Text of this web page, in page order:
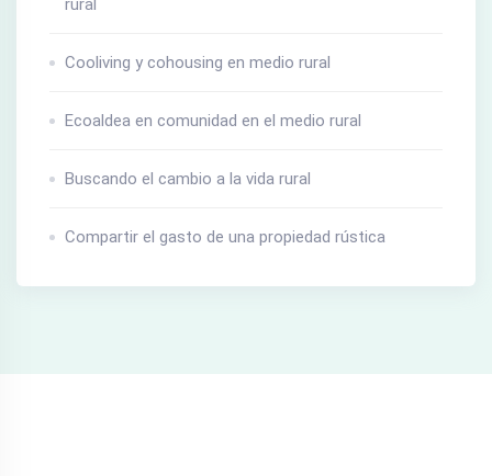
rural
Cooliving y cohousing en medio rural
Ecoaldea en comunidad en el medio rural
Buscando el cambio a la vida rural
Compartir el gasto de una propiedad rústica